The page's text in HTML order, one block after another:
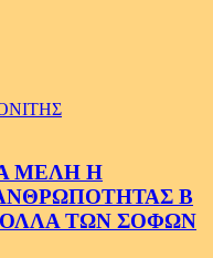
ΜΕΛΗ Η
Β
ΤΩΝ ΣΟΦΩΝ